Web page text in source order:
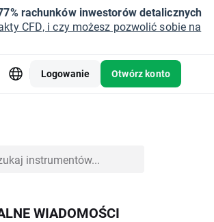
rachunków inwestorów detalicznych
CFD, i czy możesz pozwolić sobie na
Logowanie Otwórz konto
WIADOMOŚCI